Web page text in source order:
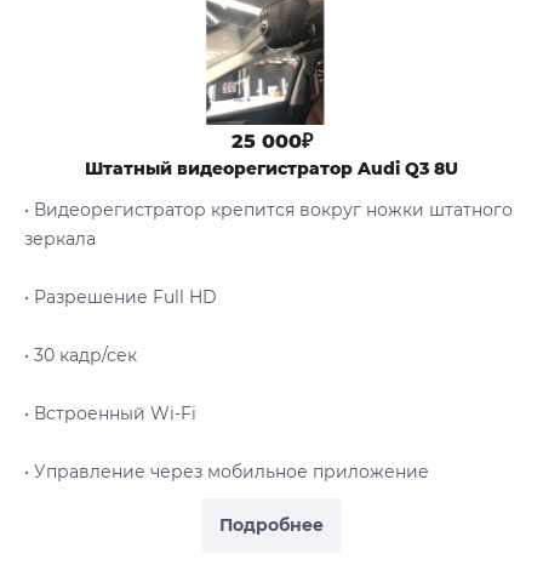
Подробнее
25 000₽
Штатный видеорегистратор Audi Q3 8U
• Видеорегистратор крепится вокруг ножки штатного
зеркала
• Разрешение Full HD
• 30 кадр/сек
• Встроенный Wi-Fi
• Управление через мобильное приложение